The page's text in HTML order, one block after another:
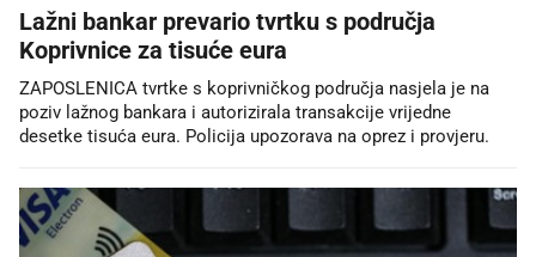
Lažni bankar prevario tvrtku s područja
Koprivnice za tisuće eura
ZAPOSLENICA tvrtke s koprivničkog područja nasjela je na
poziv lažnog bankara i autorizirala transakcije vrijedne
desetke tisuća eura. Policija upozorava na oprez i provjeru.